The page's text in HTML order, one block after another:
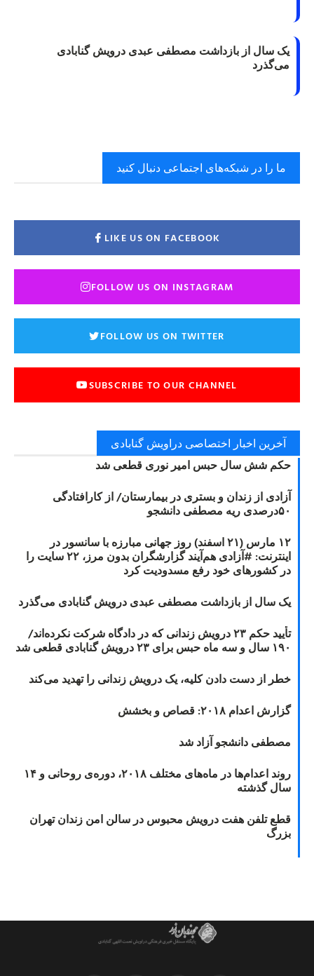
یک سال از بازداشت مصطفی عبدی درویش گنابادی
می‌گذرد
ما را در شبکه‌های اجتماعی دنبال کنید
LIKE US ON FACEBOOK
FOLLOW US ON INSTAGRAM
FOLLOW US ON TWITTER
SUBSCRIBE TO OUR CHANNEL
آخرین اخبار اختصاصی دراویش گنابادی
حکم شش سال حبس امیر نوری قطعی شد
آزادی از زندان و بستری در بیمارستان/ از کارافتادگی
۵۰درصدی ریه مصطفی دانشجو
۱۲ مارس (۲۱ اسفند) روز جهانی مبارزه با سانسور در
اینترنت: #آزادی هم‌آیند گزارشگران‌ بدون مرز، ۲۲ سایت را
در کشورهای خود رفع مسدودیت کرد
یک سال از بازداشت مصطفی عبدی درویش گنابادی می‌گذرد
تأیید حکم ۲۳ درویش زندانی که در دادگاه شرکت نکرده‌اند/
۱۹۰ سال و سه ماه حبس برای ۲۳ درویش گنابادی قطعی شد
خطر از دست دادن کلیه، یک درویش زندانی را تهدید می‌کند
گزارش اعدام ۲۰۱۸: قصاص و بخشش
مصطفی دانشجو آزاد شد
روند اعدام‌ها در ماه‌های مختلف ۲۰۱۸، دوره‌ی روحانی و ۱۴
سال گذشته
قطع تلفن هفت درویش محبوس در سالن امن زندان تهران
بزرگ